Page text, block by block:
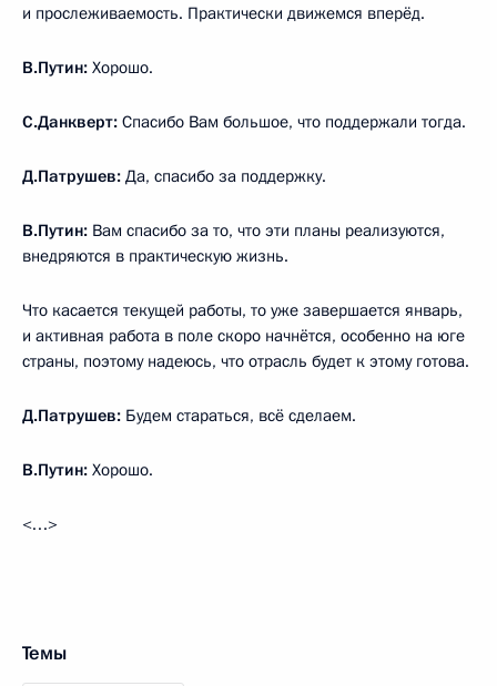
и прослеживаемость. Практически движемся вперёд.
В.Путин: Хорошо.
С.Данкверт: Спасибо Вам большое, что поддержали тогда.
Д.Патрушев: Да, спасибо за поддержку.
В.Путин: Вам спасибо за то, что эти планы реализуются,
внедряются в практическую жизнь.
Что касается текущей работы, то уже завершается январь,
и активная работа в поле скоро начнётся, особенно на юге
страны, поэтому надеюсь, что отрасль будет к этому готова.
Д.Патрушев: Будем стараться, всё сделаем.
В.Путин: Хорошо.
<…>
Темы